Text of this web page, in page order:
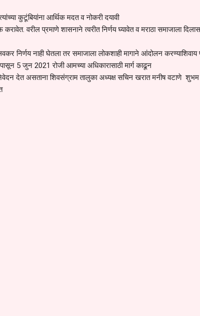
कुटूंबियांना आर्थिक मदत व नोकरी दयावी
वरील प्रमाणे शासनाने त्वरीत निर्णय घ्यावेत व मराठा समाजाला
निर्णय नाही घेतला तर समाजाला लोकशाही मागाने आंदोलन करण्याशिवाय
5 जुन 2021 रोजी आमच्या अधिकारासाठी मार्ग काढून
देत असताना शिवसंग्राम तालुका अध्यक्ष सचिन खरात मनीष वटाणे